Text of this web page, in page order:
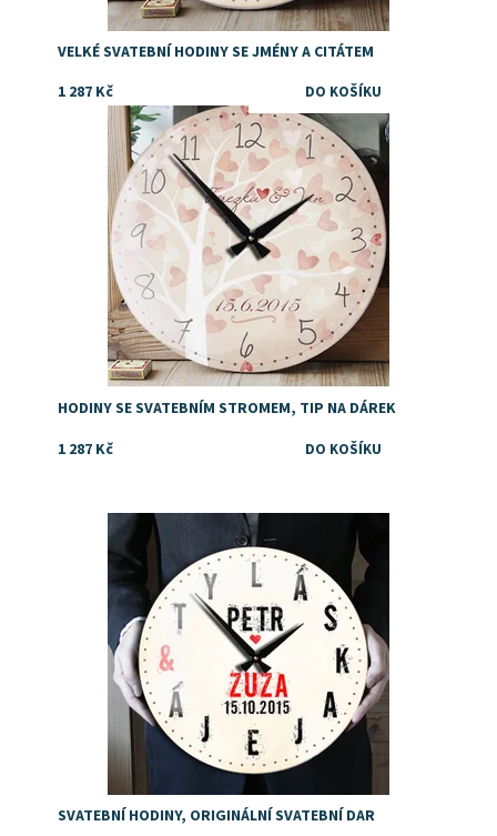
VELKÉ SVATEBNÍ HODINY SE JMÉNY A CITÁTEM
1 287 Kč
Dostupnost:
Skladem
HODINY SE SVATEBNÍM STROMEM, TIP NA DÁREK
1 287 Kč
Dostupnost: Skladem
SVATEBNÍ HODINY, ORIGINÁLNÍ SVATEBNÍ DAR